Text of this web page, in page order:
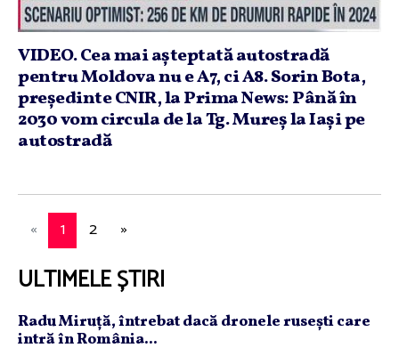
VIDEO. Cea mai aşteptată autostradă
pentru Moldova nu e A7, ci A8. Sorin Bota,
preşedinte CNIR, la Prima News: Până în
2030 vom circula de la Tg. Mureş la Iaşi pe
autostradă
« 1 2 »
ULTIMELE ȘTIRI
Radu Miruţă, întrebat dacă dronele ruseşti care
intră în România...